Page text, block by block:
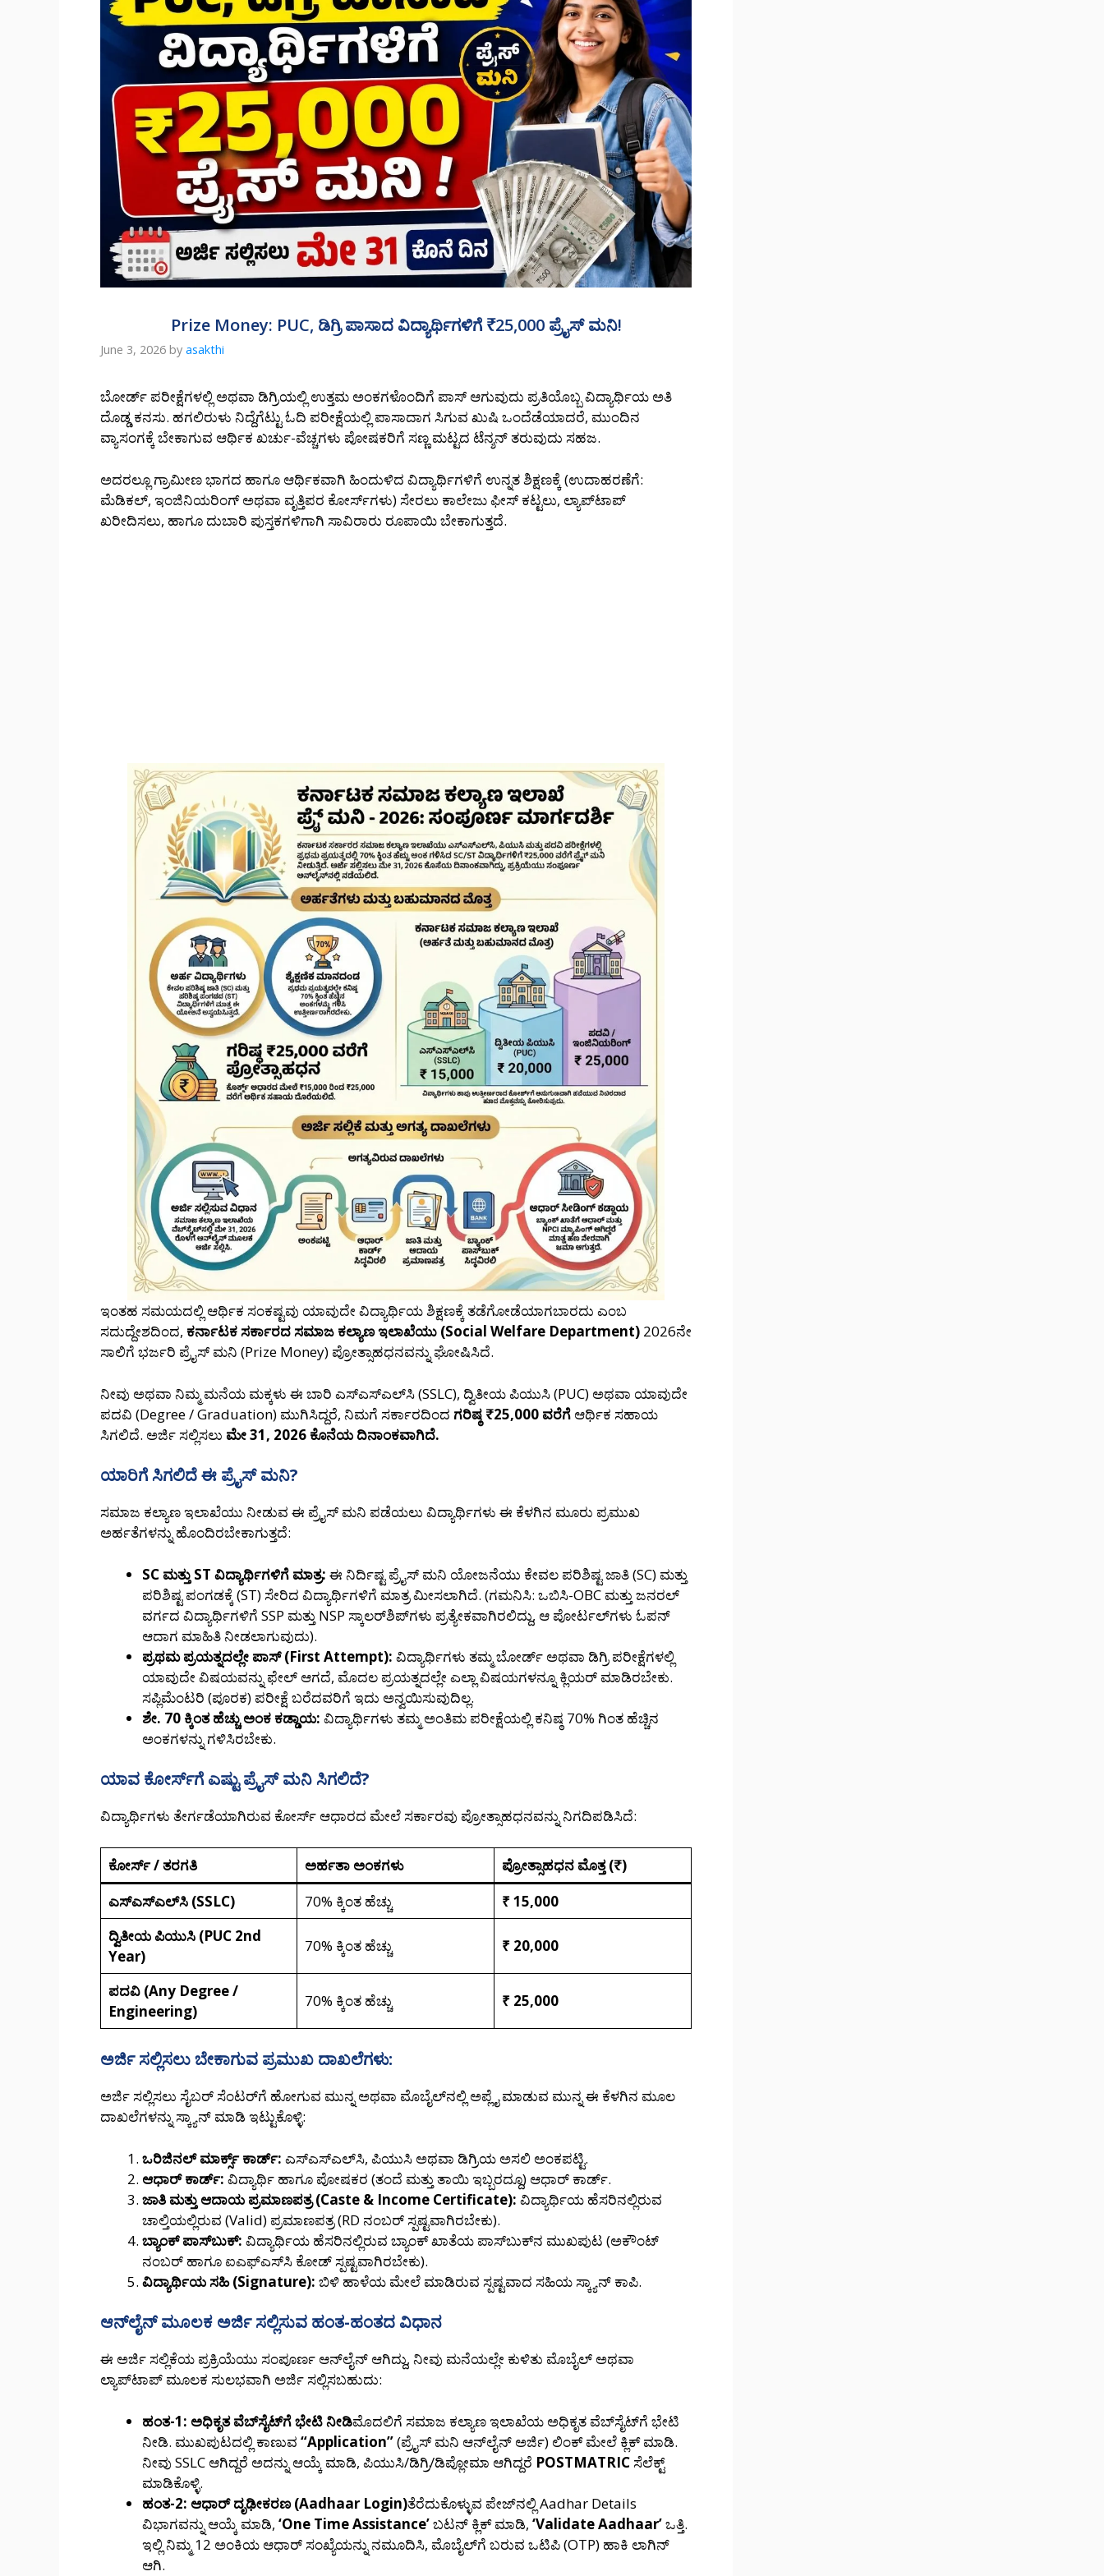
Prize Money: PUC, ಡಿಗ್ರಿ ಪಾಸಾದ ವಿದ್ಯಾರ್ಥಿಗಳಿಗೆ ₹25,000 ಪ್ರೈಸ್ ಮನಿ!
June 3, 2026 by asakthi
ಬೋರ್ಡ್ ಪರೀಕ್ಷೆಗಳಲ್ಲಿ ಅಥವಾ ಡಿಗ್ರಿಯಲ್ಲಿ ಉತ್ತಮ ಅಂಕಗಳೊಂದಿಗೆ ಪಾಸ್ ಆಗುವುದು ಪ್ರತಿಯೊಬ್ಬ ವಿದ್ಯಾರ್ಥಿಯ ಅತಿ
ದೊಡ್ಡ ಕನಸು. ಹಗಲಿರುಳು ನಿದ್ದೆಗೆಟ್ಟು ಓದಿ ಪರೀಕ್ಷೆಯಲ್ಲಿ ಪಾಸಾದಾಗ ಸಿಗುವ ಖುಷಿ ಒಂದೆಡೆಯಾದರೆ, ಮುಂದಿನ
ವ್ಯಾಸಂಗಕ್ಕೆ ಬೇಕಾಗುವ ಆರ್ಥಿಕ ಖರ್ಚು-ವೆಚ್ಚಗಳು ಪೋಷಕರಿಗೆ ಸಣ್ಣ ಮಟ್ಟದ ಟೆನ್ಶನ್ ತರುವುದು ಸಹಜ.
ಅದರಲ್ಲೂ ಗ್ರಾಮೀಣ ಭಾಗದ ಹಾಗೂ ಆರ್ಥಿಕವಾಗಿ ಹಿಂದುಳಿದ ವಿದ್ಯಾರ್ಥಿಗಳಿಗೆ ಉನ್ನತ ಶಿಕ್ಷಣಕ್ಕೆ (ಉದಾಹರಣೆಗೆ:
ಮೆಡಿಕಲ್, ಇಂಜಿನಿಯರಿಂಗ್ ಅಥವಾ ವೃತ್ತಿಪರ ಕೋರ್ಸ್‌ಗಳು) ಸೇರಲು ಕಾಲೇಜು ಫೀಸ್ ಕಟ್ಟಲು, ಲ್ಯಾಪ್‌ಟಾಪ್
ಖರೀದಿಸಲು, ಹಾಗೂ ದುಬಾರಿ ಪುಸ್ತಕಗಳಿಗಾಗಿ ಸಾವಿರಾರು ರೂಪಾಯಿ ಬೇಕಾಗುತ್ತದೆ.
ಇಂತಹ ಸಮಯದಲ್ಲಿ ಆರ್ಥಿಕ ಸಂಕಷ್ಟವು ಯಾವುದೇ ವಿದ್ಯಾರ್ಥಿಯ ಶಿಕ್ಷಣಕ್ಕೆ ತಡೆಗೋಡೆಯಾಗಬಾರದು ಎಂಬ
ಸದುದ್ದೇಶದಿಂದ, ಕರ್ನಾಟಕ ಸರ್ಕಾರದ ಸಮಾಜ ಕಲ್ಯಾಣ ಇಲಾಖೆಯು (Social Welfare Department) 2026ನೇ
ಸಾಲಿಗೆ ಭರ್ಜರಿ ಪ್ರೈಸ್ ಮನಿ (Prize Money) ಪ್ರೋತ್ಸಾಹಧನವನ್ನು ಘೋಷಿಸಿದೆ.
ನೀವು ಅಥವಾ ನಿಮ್ಮ ಮನೆಯ ಮಕ್ಕಳು ಈ ಬಾರಿ ಎಸ್‌ಎಸ್‌ಎಲ್‌ಸಿ (SSLC), ದ್ವಿತೀಯ ಪಿಯುಸಿ (PUC) ಅಥವಾ ಯಾವುದೇ
ಪದವಿ (Degree / Graduation) ಮುಗಿಸಿದ್ದರೆ, ನಿಮಗೆ ಸರ್ಕಾರದಿಂದ ಗರಿಷ್ಠ ₹25,000 ವರೆಗೆ ಆರ್ಥಿಕ ಸಹಾಯ
ಸಿಗಲಿದೆ. ಅರ್ಜಿ ಸಲ್ಲಿಸಲು ಮೇ 31, 2026 ಕೊನೆಯ ದಿನಾಂಕವಾಗಿದೆ.
ಯಾರಿಗೆ ಸಿಗಲಿದೆ ಈ ಪ್ರೈಸ್ ಮನಿ?
ಸಮಾಜ ಕಲ್ಯಾಣ ಇಲಾಖೆಯು ನೀಡುವ ಈ ಪ್ರೈಸ್ ಮನಿ ಪಡೆಯಲು ವಿದ್ಯಾರ್ಥಿಗಳು ಈ ಕೆಳಗಿನ ಮೂರು ಪ್ರಮುಖ
ಅರ್ಹತೆಗಳನ್ನು ಹೊಂದಿರಬೇಕಾಗುತ್ತದೆ:
SC ಮತ್ತು ST ವಿದ್ಯಾರ್ಥಿಗಳಿಗೆ ಮಾತ್ರ: ಈ ನಿರ್ದಿಷ್ಟ ಪ್ರೈಸ್ ಮನಿ ಯೋಜನೆಯು ಕೇವಲ ಪರಿಶಿಷ್ಟ ಜಾತಿ (SC) ಮತ್ತು
ಪರಿಶಿಷ್ಟ ಪಂಗಡಕ್ಕೆ (ST) ಸೇರಿದ ವಿದ್ಯಾರ್ಥಿಗಳಿಗೆ ಮಾತ್ರ ಮೀಸಲಾಗಿದೆ. (ಗಮನಿಸಿ: ಒಬಿಸಿ-OBC ಮತ್ತು ಜನರಲ್
ವರ್ಗದ ವಿದ್ಯಾರ್ಥಿಗಳಿಗೆ SSP ಮತ್ತು NSP ಸ್ಕಾಲರ್‌ಶಿಪ್‌ಗಳು ಪ್ರತ್ಯೇಕವಾಗಿರಲಿದ್ದು, ಆ ಪೋರ್ಟಲ್‌ಗಳು ಓಪನ್
ಆದಾಗ ಮಾಹಿತಿ ನೀಡಲಾಗುವುದು).
ಪ್ರಥಮ ಪ್ರಯತ್ನದಲ್ಲೇ ಪಾಸ್ (First Attempt): ವಿದ್ಯಾರ್ಥಿಗಳು ತಮ್ಮ ಬೋರ್ಡ್ ಅಥವಾ ಡಿಗ್ರಿ ಪರೀಕ್ಷೆಗಳಲ್ಲಿ
ಯಾವುದೇ ವಿಷಯವನ್ನು ಫೇಲ್ ಆಗದೆ, ಮೊದಲ ಪ್ರಯತ್ನದಲ್ಲೇ ಎಲ್ಲಾ ವಿಷಯಗಳನ್ನೂ ಕ್ಲಿಯರ್ ಮಾಡಿರಬೇಕು.
ಸಪ್ಲಿಮೆಂಟರಿ (ಪೂರಕ) ಪರೀಕ್ಷೆ ಬರೆದವರಿಗೆ ಇದು ಅನ್ವಯಿಸುವುದಿಲ್ಲ.
ಶೇ. 70 ಕ್ಕಿಂತ ಹೆಚ್ಚು ಅಂಕ ಕಡ್ಡಾಯ: ವಿದ್ಯಾರ್ಥಿಗಳು ತಮ್ಮ ಅಂತಿಮ ಪರೀಕ್ಷೆಯಲ್ಲಿ ಕನಿಷ್ಠ 70% ಗಿಂತ ಹೆಚ್ಚಿನ
ಅಂಕಗಳನ್ನು ಗಳಿಸಿರಬೇಕು.
ಯಾವ ಕೋರ್ಸ್‌ಗೆ ಎಷ್ಟು ಪ್ರೈಸ್ ಮನಿ ಸಿಗಲಿದೆ?
ವಿದ್ಯಾರ್ಥಿಗಳು ತೇರ್ಗಡೆಯಾಗಿರುವ ಕೋರ್ಸ್ ಆಧಾರದ ಮೇಲೆ ಸರ್ಕಾರವು ಪ್ರೋತ್ಸಾಹಧನವನ್ನು ನಿಗದಿಪಡಿಸಿದೆ:
ಕೋರ್ಸ್ / ತರಗತಿ ಅರ್ಹತಾ ಅಂಕಗಳು
ಪ್ರೋತ್ಸಾಹಧನ ಮೊತ್ತ (₹)
ಎಸ್‌ಎಸ್‌ಎಲ್‌ಸಿ (SSLC)
70% ಕ್ಕಿಂತ ಹೆಚ್ಚು
₹ 15,000
ದ್ವಿತೀಯ ಪಿಯುಸಿ (PUC 2nd
Year)
70% ಕ್ಕಿಂತ ಹೆಚ್ಚು ₹ 20,000
ಪದವಿ (Any Degree /
Engineering)
70% ಕ್ಕಿಂತ ಹೆಚ್ಚು ₹ 25,000
ಅರ್ಜಿ ಸಲ್ಲಿಸಲು ಬೇಕಾಗುವ ಪ್ರಮುಖ ದಾಖಲೆಗಳು:
ಅರ್ಜಿ ಸಲ್ಲಿಸಲು ಸೈಬರ್ ಸೆಂಟರ್‌ಗೆ ಹೋಗುವ ಮುನ್ನ ಅಥವಾ ಮೊಬೈಲ್‌ನಲ್ಲಿ ಅಪ್ಲೈ ಮಾಡುವ ಮುನ್ನ ಈ ಕೆಳಗಿನ ಮೂಲ
ದಾಖಲೆಗಳನ್ನು ಸ್ಕ್ಯಾನ್ ಮಾಡಿ ಇಟ್ಟುಕೊಳ್ಳಿ:
ಒರಿಜಿನಲ್ ಮಾರ್ಕ್ಸ್ ಕಾರ್ಡ್: ಎಸ್‌ಎಸ್‌ಎಲ್‌ಸಿ, ಪಿಯುಸಿ ಅಥವಾ ಡಿಗ್ರಿಯ ಅಸಲಿ ಅಂಕಪಟ್ಟಿ.
ಆಧಾರ್ ಕಾರ್ಡ್: ವಿದ್ಯಾರ್ಥಿ ಹಾಗೂ ಪೋಷಕರ (ತಂದೆ ಮತ್ತು ತಾಯಿ ಇಬ್ಬರದ್ದೂ) ಆಧಾರ್ ಕಾರ್ಡ್.
ಜಾತಿ ಮತ್ತು ಆದಾಯ ಪ್ರಮಾಣಪತ್ರ (Caste & Income Certificate): ವಿದ್ಯಾರ್ಥಿಯ ಹೆಸರಿನಲ್ಲಿರುವ
ಚಾಲ್ತಿಯಲ್ಲಿರುವ (Valid) ಪ್ರಮಾಣಪತ್ರ (RD ನಂಬರ್ ಸ್ಪಷ್ಟವಾಗಿರಬೇಕು).
ಬ್ಯಾಂಕ್ ಪಾಸ್‌ಬುಕ್: ವಿದ್ಯಾರ್ಥಿಯ ಹೆಸರಿನಲ್ಲಿರುವ ಬ್ಯಾಂಕ್ ಖಾತೆಯ ಪಾಸ್‌ಬುಕ್‌ನ ಮುಖಪುಟ (ಅಕೌಂಟ್
ನಂಬರ್ ಹಾಗೂ ಐಎಫ್‌ಎಸ್‌ಸಿ ಕೋಡ್ ಸ್ಪಷ್ಟವಾಗಿರಬೇಕು).
ವಿದ್ಯಾರ್ಥಿಯ ಸಹಿ (Signature): ಬಿಳಿ ಹಾಳೆಯ ಮೇಲೆ ಮಾಡಿರುವ ಸ್ಪಷ್ಟವಾದ ಸಹಿಯ ಸ್ಕ್ಯಾನ್ ಕಾಪಿ.
ಆನ್‌ಲೈನ್ ಮೂಲಕ ಅರ್ಜಿ ಸಲ್ಲಿಸುವ ಹಂತ-ಹಂತದ ವಿಧಾನ
ಈ ಅರ್ಜಿ ಸಲ್ಲಿಕೆಯ ಪ್ರಕ್ರಿಯೆಯು ಸಂಪೂರ್ಣ ಆನ್‌ಲೈನ್ ಆಗಿದ್ದು, ನೀವು ಮನೆಯಲ್ಲೇ ಕುಳಿತು ಮೊಬೈಲ್ ಅಥವಾ
ಲ್ಯಾಪ್‌ಟಾಪ್ ಮೂಲಕ ಸುಲಭವಾಗಿ ಅರ್ಜಿ ಸಲ್ಲಿಸಬಹುದು:
ಹಂತ-1: ಅಧಿಕೃತ ವೆಬ್‌ಸೈಟ್‌ಗೆ ಭೇಟಿ ನೀಡಿಮೊದಲಿಗೆ ಸಮಾಜ ಕಲ್ಯಾಣ ಇಲಾಖೆಯ ಅಧಿಕೃತ ವೆಬ್‌ಸೈಟ್‌ಗೆ ಭೇಟಿ
ನೀಡಿ. ಮುಖಪುಟದಲ್ಲಿ ಕಾಣುವ “Application”(ಪ್ರೈಸ್ ಮನಿ ಆನ್‌ಲೈನ್ ಅರ್ಜಿ) ಲಿಂಕ್ ಮೇಲೆ ಕ್ಲಿಕ್ ಮಾಡಿ.
ನೀವು SSLC ಆಗಿದ್ದರೆ ಅದನ್ನು ಆಯ್ಕೆ ಮಾಡಿ, ಪಿಯುಸಿ/ಡಿಗ್ರಿ/ಡಿಪ್ಲೋಮಾ ಆಗಿದ್ದರೆ POSTMATRIC ಸೆಲೆಕ್ಟ್
ಮಾಡಿಕೊಳ್ಳಿ.
ಹಂತ-2: ಆಧಾರ್ ದೃಢೀಕರಣ (Aadhaar Login)ತೆರೆದುಕೊಳ್ಳುವ ಪೇಜ್‌ನಲ್ಲಿ Aadhar Details
ವಿಭಾಗವನ್ನು ಆಯ್ಕೆ ಮಾಡಿ, ‘One Time Assistance’ಬಟನ್ ಕ್ಲಿಕ್ ಮಾಡಿ, ‘Validate Aadhaar’ಒತ್ತಿ.
ಇಲ್ಲಿ ನಿಮ್ಮ 12 ಅಂಕಿಯ ಆಧಾರ್ ಸಂಖ್ಯೆಯನ್ನು ನಮೂದಿಸಿ, ಮೊಬೈಲ್‌ಗೆ ಬರುವ ಒಟಿಪಿ (OTP) ಹಾಕಿ ಲಾಗಿನ್
ಆಗಿ.